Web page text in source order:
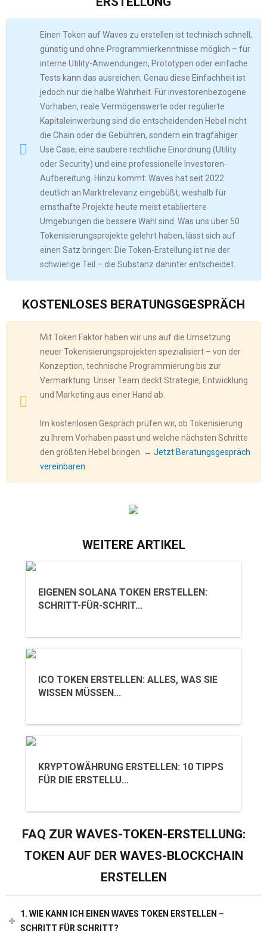
Einen Token auf Waves zu erstellen ist technisch schnell,
günstig und ohne Programmierkenntnisse möglich – für
interne Utility-Anwendungen, Prototypen oder einfache
Tests kann das ausreichen. Genau diese Einfachheit ist
jedoch nur die halbe Wahrheit. Für investorenbezogene
Vorhaben, reale Vermögenswerte oder regulierte
Kapitaleinwerbung sind die entscheidenden Hebel nicht
die Chain oder die Gebühren, sondern ein tragfähiger
Use Case, eine saubere rechtliche Einordnung (Utility
oder Security) und eine professionelle Investoren-
Aufbereitung. Hinzu kommt: Waves hat seit 2022
deutlich an Marktrelevanz eingebüßt, weshalb für
ernsthafte Projekte heute meist etabliertere
Umgebungen die bessere Wahl sind. Was uns über 50
Tokenisierungsprojekte gelehrt haben, lässt sich auf
einen Satz bringen: Die Token-Erstellung ist nie der
schwierige Teil – die Substanz dahinter entscheidet.
KOSTENLOSES BERATUNGSGESPRÄCH
Mit Token Faktor haben wir uns auf die Umsetzung
neuer Tokenisierungsprojekten spezialisiert – von der
Konzeption, technische Programmierung bis zur
Vermarktung. Unser Team deckt Strategie, Entwicklung
und Marketing aus einer Hand ab.
Im kostenlosen Gespräch prüfen wir, ob Tokenisierung
zu Ihrem Vorhaben passt und welche nächsten Schritte
den größten Hebel bringen. → Jetzt Beratungsgespräch
vereinbaren
WEITERE ARTIKEL
EIGENEN SOLANA TOKEN ERSTELLEN:
SCHRITT-FÜR-SCHRIT...
ICO TOKEN ERSTELLEN: ALLES, WAS SIE
WISSEN MÜSSEN...
KRYPTOWÄHRUNG ERSTELLEN: 10 TIPPS
FÜR DIE ERSTELLU...
FAQ ZUR WAVES-TOKEN-ERSTELLUNG:
TOKEN AUF DER WAVES-BLOCKCHAIN
ERSTELLEN
1. WIE KANN ICH EINEN WAVES TOKEN ERSTELLEN –
SCHRITT FÜR SCHRITT?